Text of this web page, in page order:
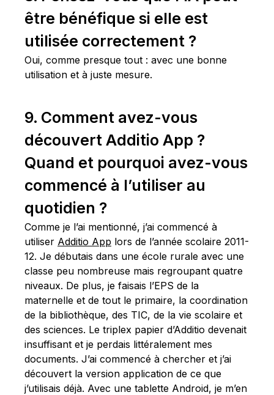
être bénéfique si elle est
utilisée correctement ?
Oui, comme presque tout : avec une bonne
utilisation et à juste mesure.
9. Comment avez-vous
découvert Additio App ?
Quand et pourquoi avez-vous
commencé à l’utiliser au
quotidien ?
Comme je l’ai mentionné, j’ai commencé à
utiliser Additio App lors de l’année scolaire 2011-
12. Je débutais dans une école rurale avec une
classe peu nombreuse mais regroupant quatre
niveaux. De plus, je faisais l’EPS de la
maternelle et de tout le primaire, la coordination
de la bibliothèque, des TIC, de la vie scolaire et
des sciences. Le triplex papier d’Additio devenait
insuffisant et je perdais littéralement mes
documents. J’ai commencé à chercher et j’ai
découvert la version application de ce que
j’utilisais déjà. Avec une tablette Android, je m’en